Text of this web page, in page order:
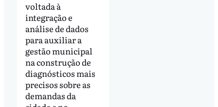
voltada à
integração e
análise de dados
para auxiliar a
gestão municipal
na construção de
diagnósticos mais
precisos sobre as
demandas da